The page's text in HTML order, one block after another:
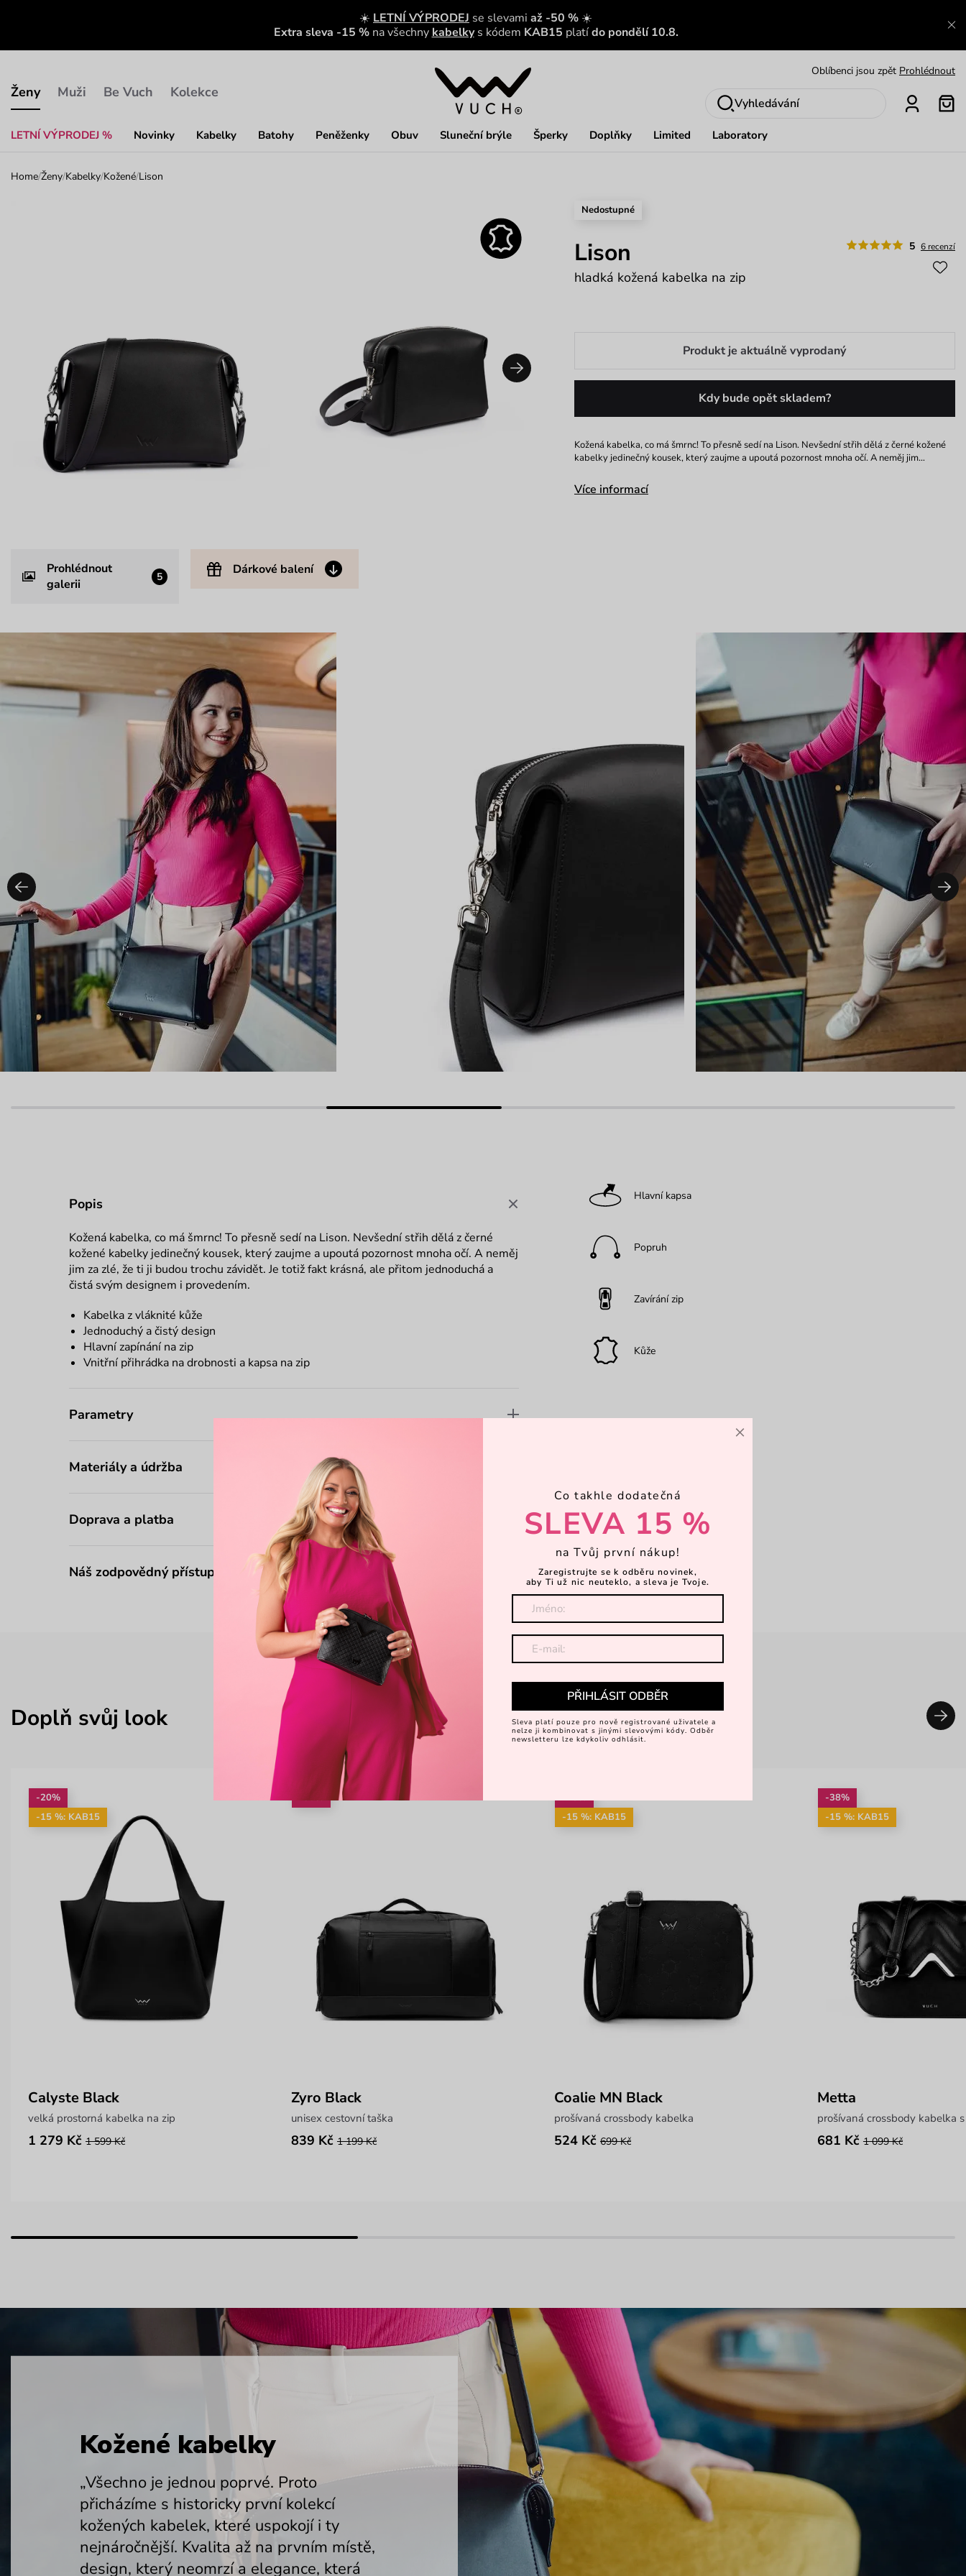
☀️ LETNÍ VÝPRODEJ se slevami až -50 % ☀️
Extra sleva -15 % na všechny kabelky s kódem KAB15 platído pondělí 10.8.
Ženy
LETNÍ VÝPRODEJ % Novinky Kabelky Batohy Peněženky Obuv Sluneční brýle Šperky Doplňky Limited Laboratory
Muži Be Vuch Kolekce
Oblíbenci jsou zpět Prohlédnout
Nech se inspirovat Ukázat
Vyhledávání
Home/Ženy/Kabelky/Kožené/Lison
Prohlédnout
galerii
5 Dárkové balení
Nedostupné
5 6 recenzí
Lison
hladká kožená kabelka na zip
Produkt je aktuálně vyprodaný
Kdy bude opět skladem?
Kožená kabelka, co má šmrnc! To přesně sedí na Lison. Nevšední střih dělá z černé kožené
kabelky jedinečný kousek, který zaujme a upoutá pozornost mnoha očí. A neměj jim…
Více informací
Popis
Kožená kabelka, co má šmrnc! To přesně sedí na Lison. Nevšední střih dělá z černé
kožené kabelky jedinečný kousek, který zaujme a upoutá pozornost mnoha očí. A neměj
jim za zlé, že ti ji budou trochu závidět. Je totiž fakt krásná, ale přitom jednoduchá a
čistá svým designem i provedením.
Kabelka z vláknité kůže
Jednoduchý a čistý design
Hlavní zapínání na zip
Vnitřní přihrádka na drobnosti a kapsa na zip
Parametry
Materiály a údržba
Doprava a platba
Náš zodpovědný přístup
Hlavní kapsa
Popruh
Zavírání zip
Kůže
Doplň svůj look
-20%
-15 %: KAB15
Calyste Black
velká prostorná kabelka na zip
1 279 Kč 1 599 Kč
-30%
Zyro Black
unisex cestovní taška
839 Kč 1 199 Kč
-25%
-15 %: KAB15
Coalie MN Black
prošívaná crossbody kabelka
524 Kč 699 Kč
-38%
-15 %: KAB15
Metta
prošívaná crossbody kabelka
681 Kč 1 099 Kč
Kožené kabelky
„Všechno je jednou poprvé. Proto
přicházíme s historicky první kolekcí
kožených kabelek, které uspokojí i ty
nejnáročnější. Kvalita až na prvním místě,
design, který neomrzí a elegance, která
×
Co takhle dodatečná
SLEVA 15 %
na Tvůj první nákup!
Zaregistrujte se k odběru novinek,
aby Ti už nic neuteklo, a sleva je Tvoje.
PŘIHLÁSIT ODBĚR
Sleva platí pouze pro nově registrované uživatele a
nelze ji kombinovat s jinými slevovými kódy. Odběr
newsletteru lze kdykoliv odhlásit.